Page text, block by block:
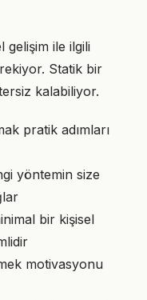
gelişim ile ilgili
Statik bir
kalabiliyor.
pratik adımları
yöntemin size
bir kişisel
motivasyonu